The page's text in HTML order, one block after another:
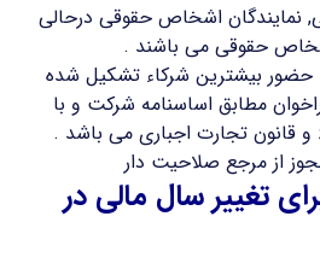
نمایندگان اشخاص حقوقی درحالی
حقوقی می باشند .
حضور بیشترین شرکاء تشکیل شده
مطابق اساسنامه شرکت و با
از مرجع صلاحیت دار
تغییر سال مالی در